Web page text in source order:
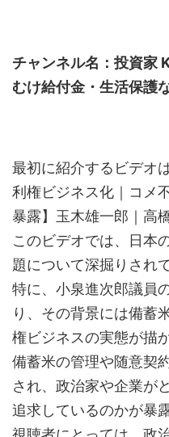
チャンネル名：投資家
むけ給付金・生活保護
最初に紹介するビデオ
利権ビジネス化｜コメ
暴露】玉木雄一郎｜高
このビデオでは、日本
題について深掘りされ
特に、小泉進次郎議員
り、その背景には備蓄
権ビジネスの実態が描
備蓄米の管理や随意契
され、政治家や企業が
追求しているのかが暴